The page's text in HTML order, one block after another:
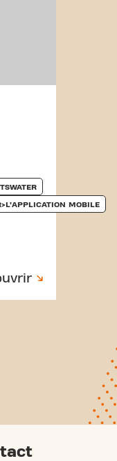
MOBILE